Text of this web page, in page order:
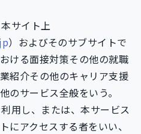
サイト上
）およびそのサブサイトで
ける面接対策その他の就職
紹介その他のキャリア支援
のサービス全般をいう。
用し、または、本サービス
にアクセスする者をいい、